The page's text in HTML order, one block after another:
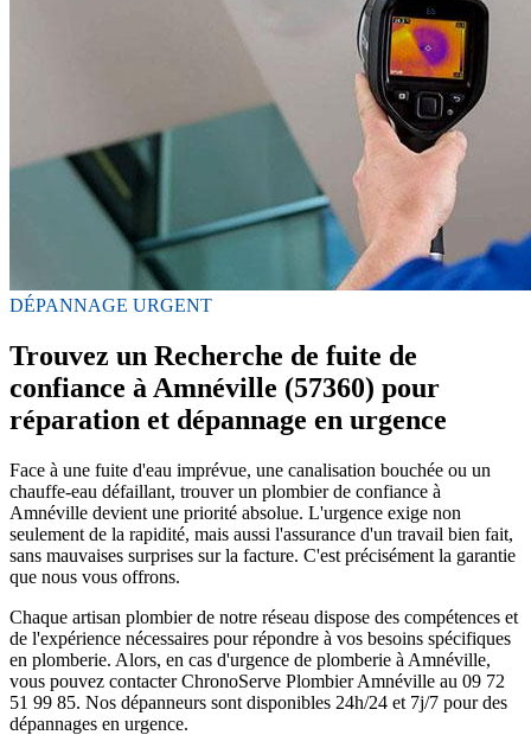
DÉPANNAGE URGENT
Trouvez un Recherche de fuite de
confiance à Amnéville (57360) pour
réparation et dépannage en urgence
Face à une fuite d'eau imprévue, une canalisation bouchée ou un
chauffe-eau défaillant, trouver un plombier de confiance à
Amnéville devient une priorité absolue. L'urgence exige non
seulement de la rapidité, mais aussi l'assurance d'un travail bien fait,
sans mauvaises surprises sur la facture. C'est précisément la garantie
que nous vous offrons.
Chaque artisan plombier de notre réseau dispose des compétences et
de l'expérience nécessaires pour répondre à vos besoins spécifiques
en plomberie. Alors, en cas d'urgence de plomberie à Amnéville,
vous pouvez contacter ChronoServe Plombier Amnéville au 09 72
51 99 85. Nos dépanneurs sont disponibles 24h/24 et 7j/7 pour des
dépannages en urgence.